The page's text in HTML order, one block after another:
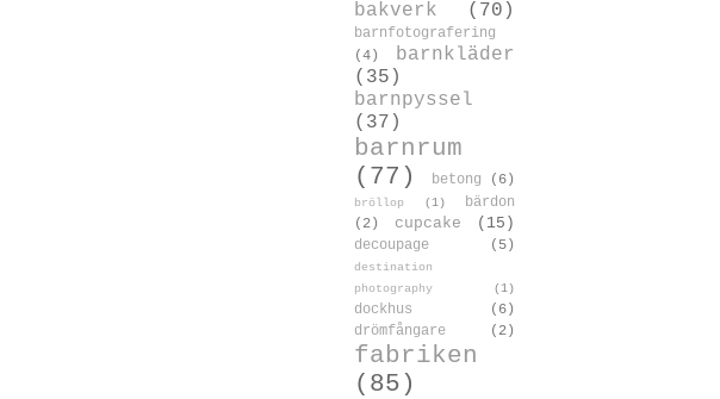
bakverk
(70)
barnfotografering
(4)
barnkläder
(35)
barnpyssel
(37)
barnrum
(77)
betong (6)
bröllop (1)
bärdon
(2)
cupcake (15)
decoupage (5)
destination
photography
(1)
dockhus
(6)
drömfångare
(2)
fabriken
(85)